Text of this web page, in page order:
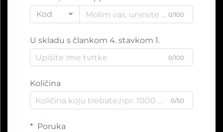
Kod
0/100
U skladu s člankom 4. stavkom 1.
0/100
Količina
0/50
Poruka